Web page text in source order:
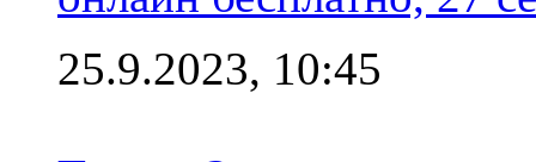
25.9.2023, 10:45